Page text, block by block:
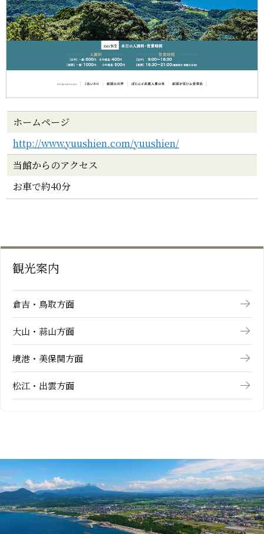
ホームページ
http://www.yuushien.com/yuushien/
当館からのアクセス
お車で約40分
観光案内
倉吉・鳥取方面
大山・蒜山方面
境港・美保関方面
松江・出雲方面